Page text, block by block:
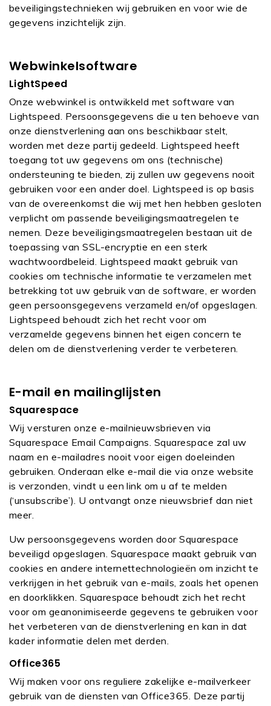
beveiligingstechnieken wij gebruiken en voor wie de
gegevens inzichtelijk zijn.
Webwinkelsoftware
LightSpeed
Onze webwinkel is ontwikkeld met software van
Lightspeed. Persoonsgegevens die u ten behoeve van
onze dienstverlening aan ons beschikbaar stelt,
worden met deze partij gedeeld. Lightspeed heeft
toegang tot uw gegevens om ons (technische)
ondersteuning te bieden, zij zullen uw gegevens nooit
gebruiken voor een ander doel. Lightspeed is op basis
van de overeenkomst die wij met hen hebben gesloten
verplicht om passende beveiligingsmaatregelen te
nemen. Deze beveiligingsmaatregelen bestaan uit de
toepassing van SSL-encryptie en een sterk
wachtwoordbeleid. Lightspeed maakt gebruik van
cookies om technische informatie te verzamelen met
betrekking tot uw gebruik van de software, er worden
geen persoonsgegevens verzameld en/of opgeslagen.
Lightspeed behoudt zich het recht voor om
verzamelde gegevens binnen het eigen concern te
delen om de dienstverlening verder te verbeteren.
E-mail en mailinglijsten
Squarespace
Wij versturen onze e-mailnieuwsbrieven via
Squarespace Email Campaigns. Squarespace zal uw
naam en e-mailadres nooit voor eigen doeleinden
gebruiken. Onderaan elke e-mail die via onze website
is verzonden, vindt u een link om u af te melden
(‘unsubscribe’). U ontvangt onze nieuwsbrief dan niet
meer.
Uw persoonsgegevens worden door Squarespace
beveiligd opgeslagen. Squarespace maakt gebruik van
cookies en andere internettechnologieën om inzicht te
verkrijgen in het gebruik van e-mails, zoals het openen
en doorklikken. Squarespace behoudt zich het recht
voor om geanonimiseerde gegevens te gebruiken voor
het verbeteren van de dienstverlening en kan in dat
kader informatie delen met derden.
Office365
Wij maken voor ons reguliere zakelijke e-mailverkeer
gebruik van de diensten van Office365. Deze partij